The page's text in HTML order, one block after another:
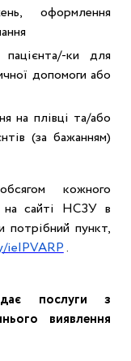
оформлення
пацієнта/-ки для
допомоги або
на плівці та/або
(за бажанням)
кожного
на сайті НСЗУ в
пункт,
ieIPVARP.
послуги з
виявлення